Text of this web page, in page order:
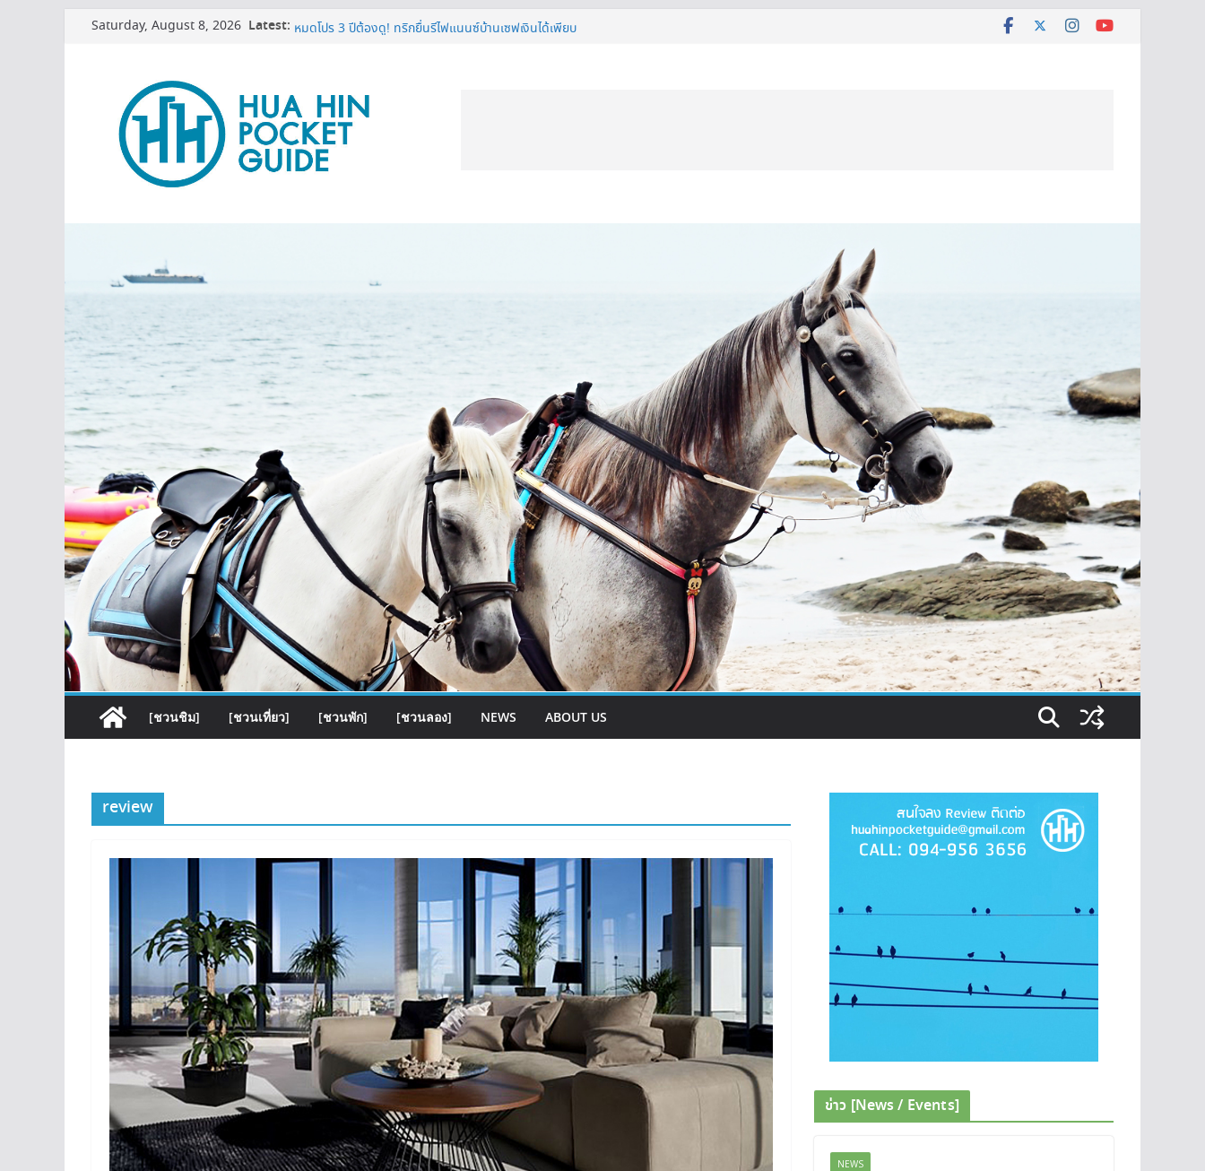
Saturday, August 8, 2026 Latest: 3 พิกัดเปรียบเทียบราคาทีวี 50 นิ้ว ก่อนตัดสินใจซื้อ
MINI BALLOON FESTIVAL 2026
[ชวนชิม] [ชวนเที่ยว] [ชวนพัก] [ชวนลอง] NEWS ABOUT US
review
ข่าว [News / Events]
NEWS